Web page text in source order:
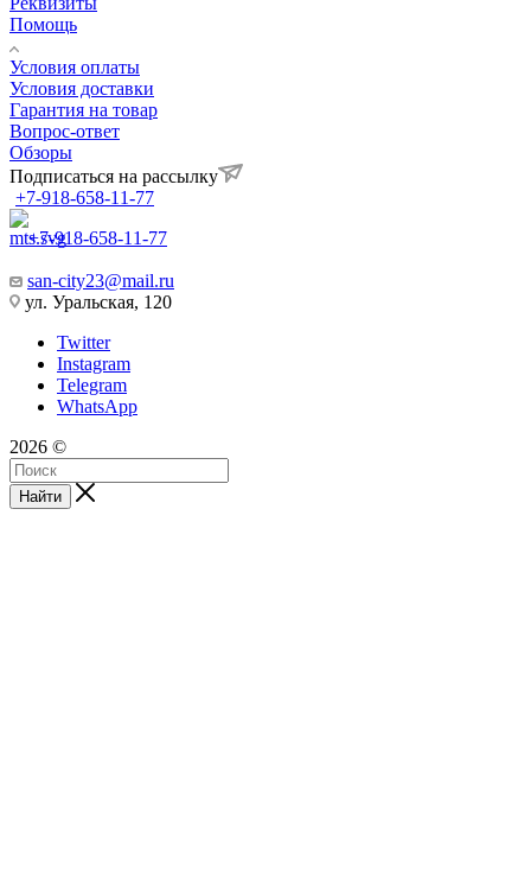
Магазины
Условия оплаты
Условия доставки
Гарантия на товар
Реквизиты
Помощь
Условия оплаты
Условия доставки
Гарантия на товар
Вопрос-ответ
Подписаться на рассылку
+7-918-658-11-77
+7-918-658-11-77
san-city23@mail.ru
ул. Уральская, 120
Twitter
Instagram
Telegram